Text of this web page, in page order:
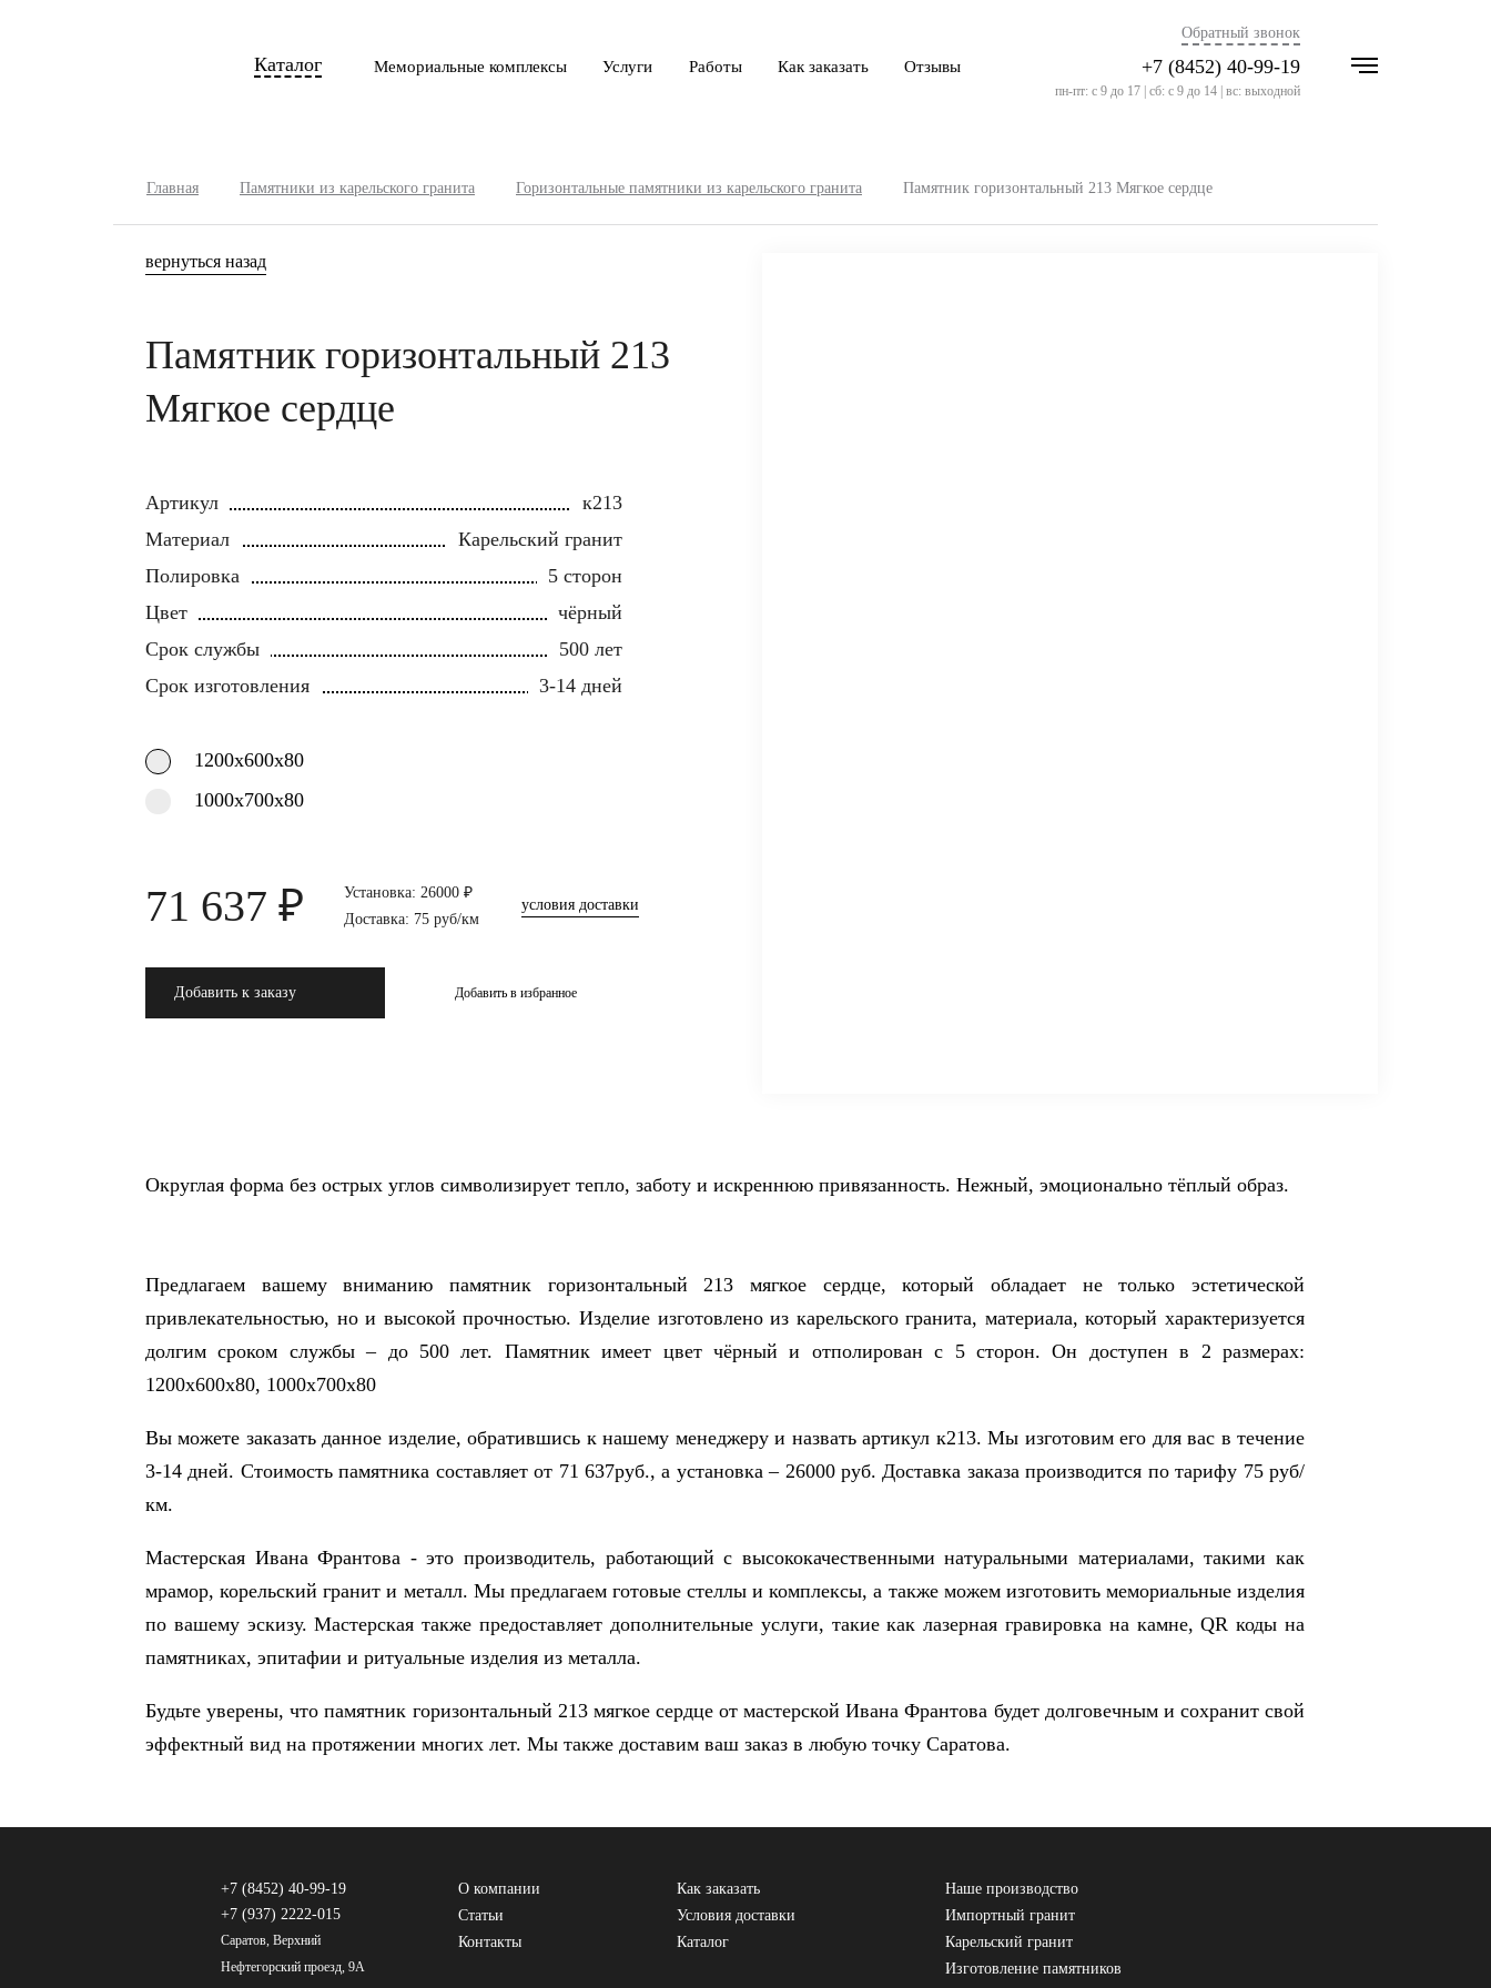
пн-пт: с 9 до 17 | сб: с 9 до 14 | вс: выходной
Каталог Мемориальные комплексы Услуги Работы Как заказать Отзывы
Обратный звонок
+7 (8452) 40-99-19
Главная Памятники из карельского гранита Горизонтальные памятники из карельского гранита Памятник горизонтальный 213 Мягкое сердце
вернуться назад
Памятник горизонтальный 213
Мягкое сердце
Артикул
к213
Материал
Карельский гранит
Полировка
5 сторон
Цвет
чёрный
Срок службы
500 лет
Срок изготовления
3-14 дней
1200х600х80
1000х700х80
71 637 ₽
Установка: 26000 ₽
Доставка: 75 руб/км
условия доставки
Добавить к заказу Добавить в избранное
Округлая форма без острых углов символизирует тепло, заботу и искреннюю привязанность. Нежный, эмоционально тёплый образ.
Предлагаем вашему вниманию памятник горизонтальный 213 мягкое сердце, который обладает не только эстетической
привлекательностью, но и высокой прочностью. Изделие изготовлено из карельского гранита, материала, который характеризуется
долгим сроком службы – до 500 лет. Памятник имеет цвет чёрный и отполирован с 5 сторон. Он доступен в 2 размерах:
1200х600х80, 1000х700х80
Вы можете заказать данное изделие, обратившись к нашему менеджеру и назвать артикул к213. Мы изготовим его для вас в течение
3-14 дней. Стоимость памятника составляет от 71 637руб., а установка – 26000 руб. Доставка заказа производится по тарифу 75 руб/
км.
Мастерская Ивана Франтова - это производитель, работающий с высококачественными натуральными материалами, такими как
мрамор, корельский гранит и металл. Мы предлагаем готовые стеллы и комплексы, а также можем изготовить мемориальные изделия
по вашему эскизу. Мастерская также предоставляет дополнительные услуги, такие как лазерная гравировка на камне, QR коды на
памятниках, эпитафии и ритуальные изделия из металла.
Будьте уверены, что памятник горизонтальный 213 мягкое сердце от мастерской Ивана Франтова будет долговечным и сохранит свой
эффектный вид на протяжении многих лет. Мы также доставим ваш заказ в любую точку Саратова.
+7 (8452) 40-99-19
+7 (937) 2222-015
Саратов, Верхний
Нефтегорский проезд, 9А
О компании
Статьи
Контакты
Как заказать
Условия доставки
Каталог
Наше производство
Импортный гранит
Карельский гранит
Изготовление памятников